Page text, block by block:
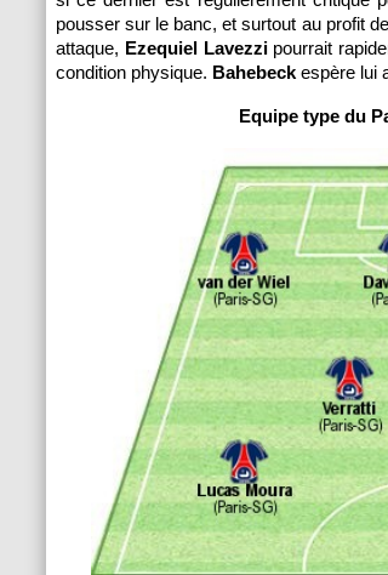
pousser sur le banc, et surtout au profit
attaque, Ezequiel Lavezzi pourrait
condition physique. Bahebeck espère lui
Equipe type du